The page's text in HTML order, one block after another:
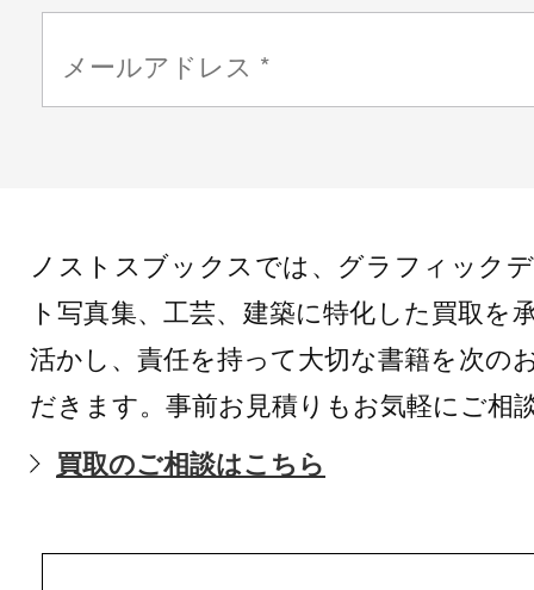
ノストスブックスでは、グラフィック
ト写真集、工芸、建築に特化した買取を
活かし、責任を持って大切な書籍を次の
だきます。事前お見積りもお気軽にご相
買取のご相談はこちら